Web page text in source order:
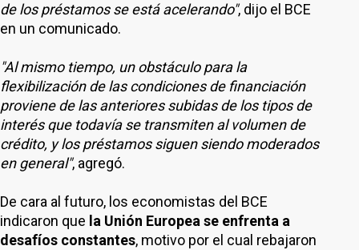
de los préstamos se está acelerando", dijo el BCE
en un comunicado.
"Al mismo tiempo, un obstáculo para la
flexibilización de las condiciones de financiación
proviene de las anteriores subidas de los tipos de
interés que todavía se transmiten al volumen de
crédito, y los préstamos siguen siendo moderados
en general", agregó.
De cara al futuro, los economistas del BCE
indicaron que la Unión Europea se enfrenta a
desafíos constantes, motivo por el cual rebajaron